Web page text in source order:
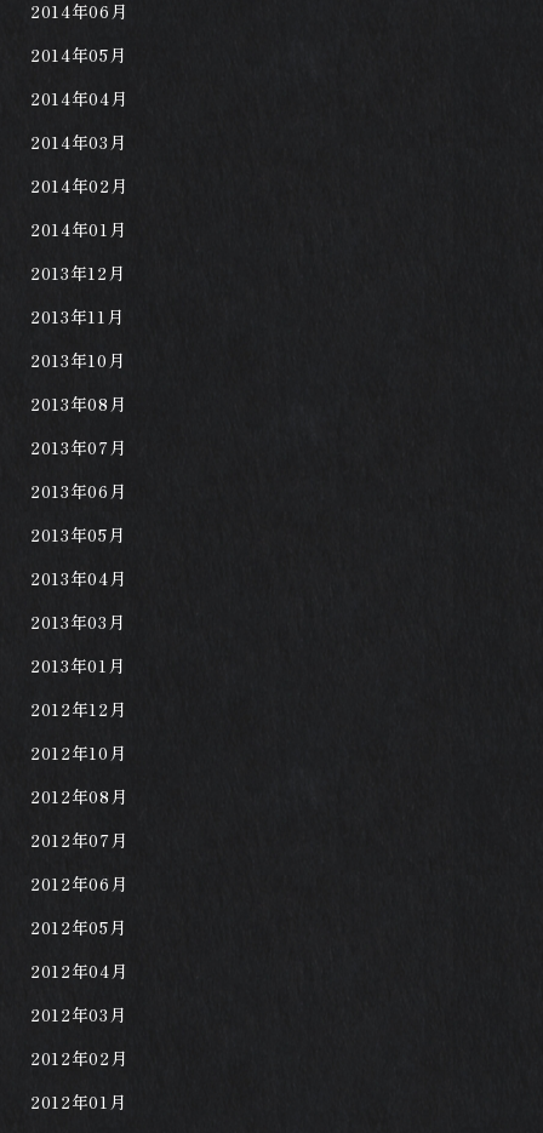
2014年06月
2014年05月
2014年04月
2014年03月
2014年02月
2014年01月
2013年12月
2013年11月
2013年10月
2013年08月
2013年07月
2013年06月
2013年05月
2013年04月
2013年03月
2013年01月
2012年12月
2012年10月
2012年08月
2012年07月
2012年06月
2012年05月
2012年04月
2012年03月
2012年02月
2012年01月